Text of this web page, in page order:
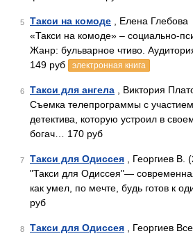
5 Такси на комоде , Елена Глебова
«Такси на комоде» – социально-
Жанр: бульварное чтиво.
149 руб
электронная книга
6 Такси для ангела , Виктория
Съемка телепрограммы с участием
детектива, которую устроил в
богач… 170 руб
7 Такси для Одиссея , Георгиев В.
"Такси для Одиссея"—
как умел, по мечте, будь готов к
руб
8 Такси для Одиссея , Георгиев